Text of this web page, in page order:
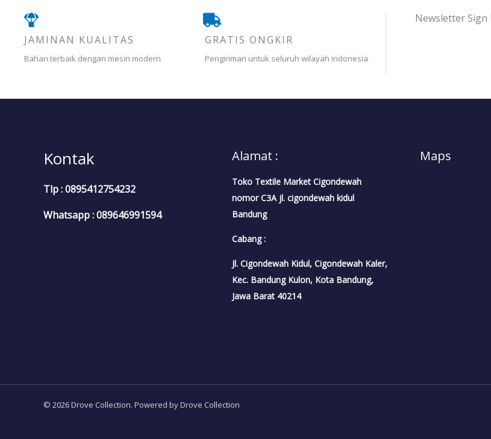
JAMINAN KUALITAS
Bahan terbaik dengan mesin modern
GRATIS ONGKIR
Pengiriman untuk seluruh wilayah indonesia
Newsletter Sign
Kontak
Tlp : 0895412754232
Whatsapp : 089646991594
Alamat :
Toko Textile Market Cigondewah
nomor C3A jl. cigondewah kidul
Bandung
Cabang :
Jl. Cigondewah Kidul, Cigondewah Kaler,
Kec. Bandung Kulon, Kota Bandung,
Jawa Barat 40214
Maps
© 2026 Drove Collection. Powered by Drove Collection